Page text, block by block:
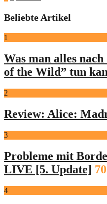
der
Beliebte Artikel
1
Was man alles
of the Wild” tun
2
Review: Alice:
3
Probleme mit
LIVE [5. Update]
4